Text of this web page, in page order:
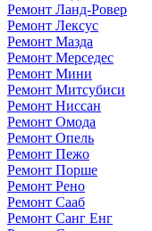
Ремонт Ланд-Ровер
Ремонт Лексус
Ремонт Мазда
Ремонт Мерседес
Ремонт Мини
Ремонт Митсубиси
Ремонт Ниссан
Ремонт Омода
Ремонт Опель
Ремонт Пежо
Ремонт Порше
Ремонт Рено
Ремонт Сааб
Ремонт Санг Енг